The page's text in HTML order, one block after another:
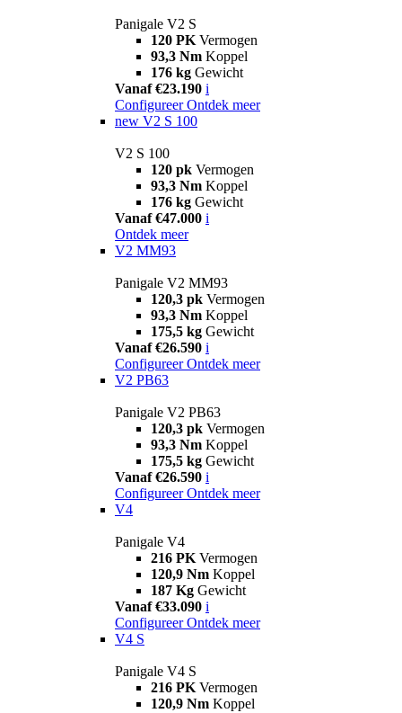
Panigale V2 S
120 PK Vermogen
93,3 Nm Koppel
176 kg Gewicht
Vanaf €23.190 i
Configureer Ontdek meer
new V2 S 100
V2 S 100
120 pk Vermogen
93,3 Nm Koppel
176 kg Gewicht
Vanaf €47.000 i
Ontdek meer
V2 MM93
Panigale V2 MM93
120,3 pk Vermogen
93,3 Nm Koppel
175,5 kg Gewicht
Vanaf €26.590 i
Configureer Ontdek meer
V2 PB63
Panigale V2 PB63
120,3 pk Vermogen
93,3 Nm Koppel
175,5 kg Gewicht
Vanaf €26.590 i
Configureer Ontdek meer
V4
Panigale V4
216 PK Vermogen
120,9 Nm Koppel
187 Kg Gewicht
Vanaf €33.090 i
Configureer Ontdek meer
V4 S
Panigale V4 S
216 PK Vermogen
120,9 Nm Koppel